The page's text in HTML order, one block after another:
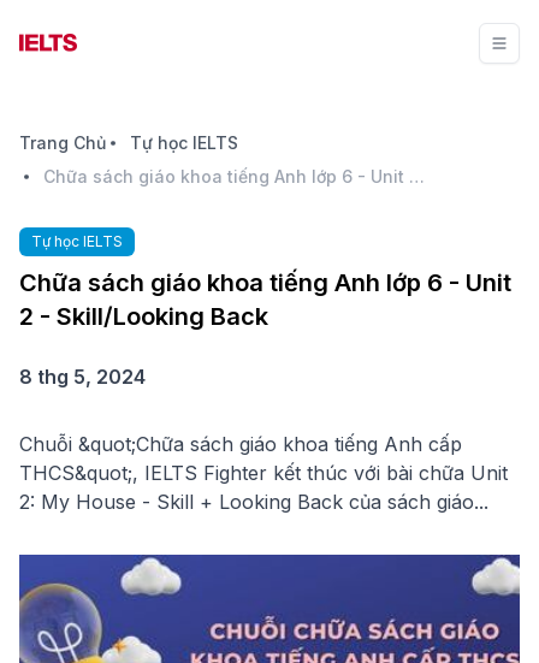
Trang Chủ
Tự học IELTS
Chữa sách giáo khoa tiếng Anh lớp 6 - Unit 2 - Skill/Looking Back
Tự học IELTS
Chữa sách giáo khoa tiếng Anh lớp 6 - Unit
2 - Skill/Looking Back
8 thg 5, 2024
Chuỗi &quot;Chữa sách giáo khoa tiếng Anh cấp
THCS&quot;, IELTS Fighter kết thúc với bài chữa Unit
2: My House - Skill + Looking Back của sách giáo...